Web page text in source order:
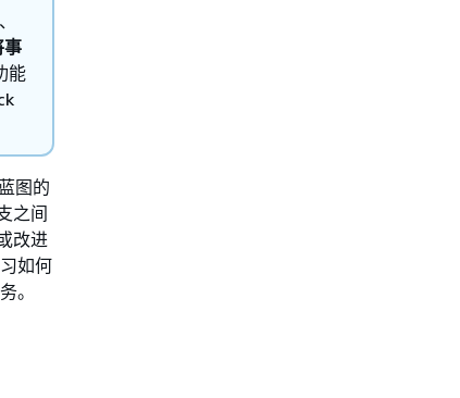
、
事
能
图的
之间
改进
如何
。